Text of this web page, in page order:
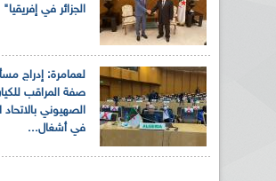
الجزائر في إفريقيا"
لعمامرة: إدراج
صفة المراقب
الصهيوني بالاتحاد
في أشغال...